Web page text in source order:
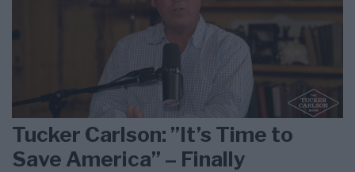
Tucker Carlson: ”It’s Time to
Save America” – Finally